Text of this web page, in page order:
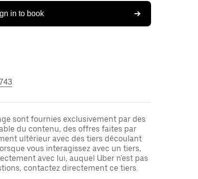
in to book
sont fournies exclusivement par des
du contenu, des offres faites par
ultérieur avec des tiers découlant
vous interagissez avec un tiers,
avec lui, auquel Uber n'est pas
contactez directement ce tiers.